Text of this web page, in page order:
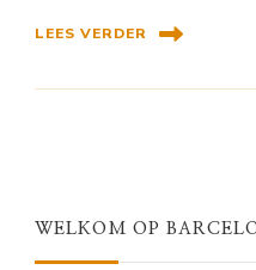
LEES VERDER
WELKOM OP